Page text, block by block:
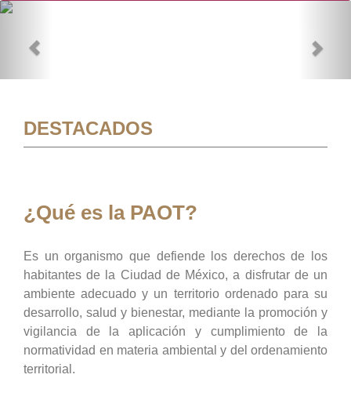
DESTACADOS
¿Qué es la PAOT?
Es un organismo que defiende los derechos de los
habitantes de la Ciudad de México, a disfrutar de un
ambiente adecuado y un territorio ordenado para su
desarrollo, salud y bienestar, mediante la promoción y
vigilancia de la aplicación y cumplimiento de la
normatividad en materia ambiental y del ordenamiento
territorial.